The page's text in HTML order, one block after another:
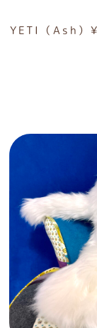
YETI（Ash）